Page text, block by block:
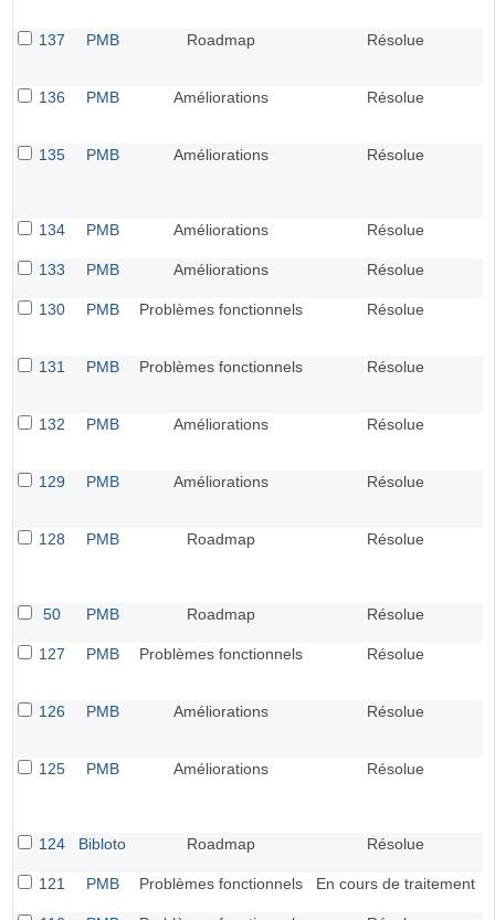
137 PMB Roadmap Résolue
136 PMB Améliorations Résolue
135 PMB Améliorations Résolue
134 PMB Améliorations Résolue
133 PMB Améliorations Résolue
130 PMB Problèmes fonctionnels Résolue
131 PMB Problèmes fonctionnels Résolue
132 PMB Améliorations Résolue
129 PMB Améliorations Résolue
128 PMB Roadmap Résolue
50 PMB Roadmap Résolue
127 PMB Problèmes fonctionnels Résolue
126 PMB Améliorations Résolue
125 PMB Améliorations Résolue
124 Bibloto Roadmap Résolue
121 PMB Problèmes fonctionnels En cours de traitement